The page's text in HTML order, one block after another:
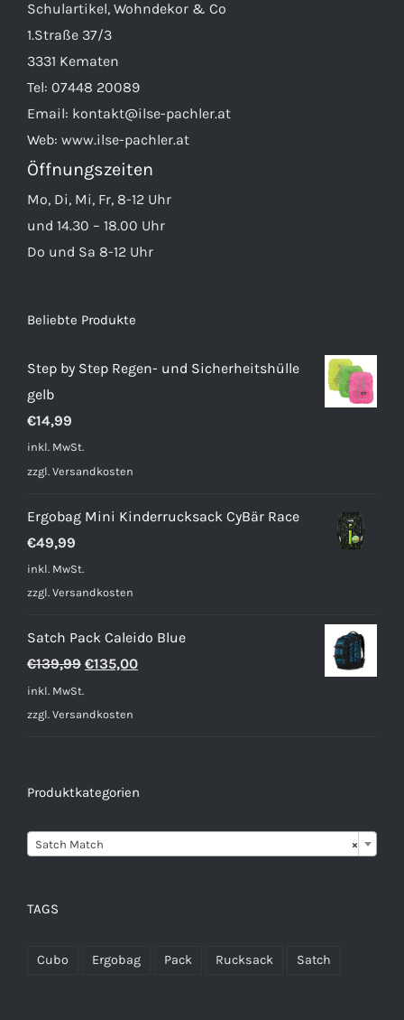
Schulartikel, Wohndekor & Co
1.Straße 37/3
3331 Kematen
Tel: 07448 20089
Email: kontakt@ilse-pachler.at
Web: www.ilse-pachler.at
Öffnungszeiten
Mo, Di, Mi, Fr, 8-12 Uhr
und 14.30 – 18.00 Uhr
Do und Sa 8-12 Uhr
Beliebte Produkte
Step by Step Regen- und Sicherheitshülle
gelb
€14,99
inkl. MwSt.
zzgl. Versandkosten
Ergobag Mini Kinderrucksack CyBär Race
€49,99
inkl. MwSt.
zzgl. Versandkosten
Satch Pack Caleido Blue
€139,99 Ursprünglicher
war:
€135,00Aktueller
inkl. MwSt.
zzgl. Versandkosten
Produktkategorien
×
Satch Match
TAGS
Cubo Ergobag Pack Rucksack Satch